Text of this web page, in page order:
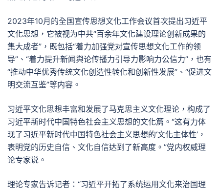
2023年10月的全国宣传思想文化工作会议首次提出习近平
文化思想，它被视为中共“百余年文化建设理论创新成果的
集大成者”，既包括“着力加强党对宣传思想文化工作的领
导”、“着力提升新闻舆论传播力引导力影响力公信力”，也有
“推动中华优秀传统文化创造性转化和创新性发展”、“促进文
明交流互鉴”等内容。
习近平文化思想丰富和发展了马克思主义文化理论，构成了
习近平新时代中国特色社会主义思想的文化篇。“这有力体
现了习近平新时代中国特色社会主义思想的‘文化主体性’，
表明党的历史自信、文化自信达到了新高度。”党内权威理
论专家说。
理论专家告诉记者：“习近平开拓了系统运用文化来治国理